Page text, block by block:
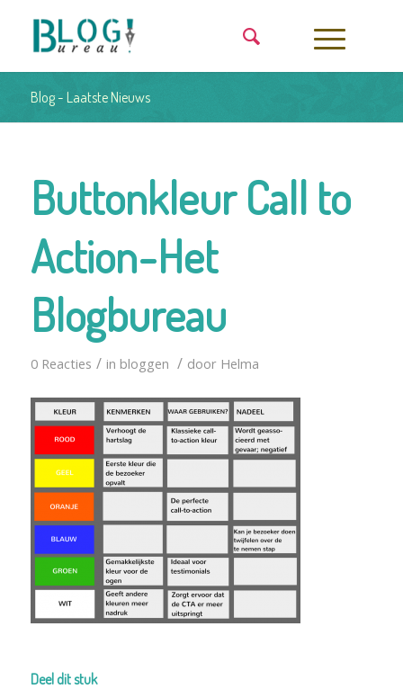
Blog - Laatste Nieuws
Buttonkleur Call to
Action-Het
Blogbureau
0 Reacties / in bloggen / door Helma
Deel dit stuk